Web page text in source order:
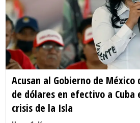
Acusan al Gobierno de
de dólares en efectivo a Cuba
crisis de la Isla